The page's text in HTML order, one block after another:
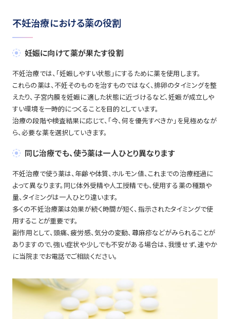
不妊治療における薬の役割
妊娠に向けて薬が果たす役割
不妊治療では、「妊娠しやすい状態」にするために薬を使用します。
これらの薬は、不妊そのものを治すものではなく、排卵のタイミングを整
えたり、子宮内膜を妊娠に適した状態に近づけるなど、妊娠が成立しや
すい環境を一時的につくることを目的としています。
治療の段階や検査結果に応じて、「今、何を優先すべきか」を見極めなが
ら、必要な薬を選択していきます。
同じ治療でも、使う薬は一人ひとり異なります
不妊治療で使う薬は、年齢や体質、ホルモン値、これまでの治療経過に
よって異なります。同じ体外受精や人工授精でも、使用する薬の種類や
量、タイミングは一人ひとり違います。
多くの不妊治療薬は効果が続く時間が短く、指示されたタイミングで使
用することが重要です。
副作用として、頭痛、疲労感、気分の変動、蕁麻疹などがみられることが
ありますので、強い症状や少しでも不安がある場合は、我慢せず、速やか
に当院までお電話でご相談ください。